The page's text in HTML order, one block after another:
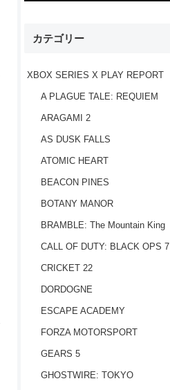
カテゴリー
XBOX SERIES X PLAY REPORT
A PLAGUE TALE: REQUIEM
ARAGAMI 2
AS DUSK FALLS
ATOMIC HEART
BEACON PINES
BOTANY MANOR
BRAMBLE: The Mountain King
CALL OF DUTY: BLACK OPS 7
CRICKET 22
DORDOGNE
ESCAPE ACADEMY
FORZA MOTORSPORT
GEARS 5
GHOSTWIRE: TOKYO